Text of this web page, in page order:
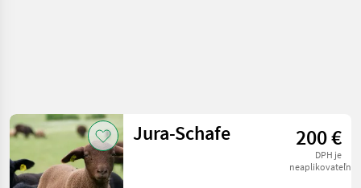
Jura-Schafe 200 €
DPH je
neaplikovateľné